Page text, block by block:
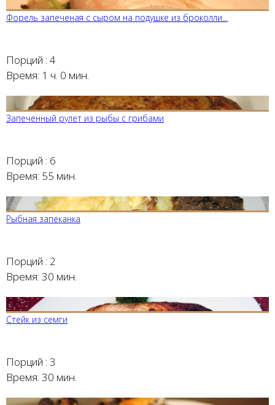
Форель запеченая с сыром на подушке из броколли...
Порций : 4
Время: 1 ч. 0 мин.
Запеченный рулет из рыбы с грибами
Порций : 6
Время: 55 мин.
Рыбная запеканка
Порций : 2
Время: 30 мин.
Стейк из семги
Порций : 3
Время: 30 мин.